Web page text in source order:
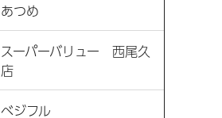
あつめ
スーパーバリュー 西尾久
店
ベジフル